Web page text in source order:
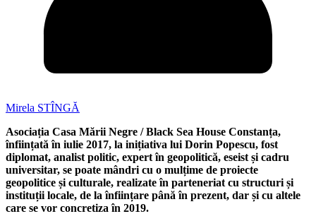
Mirela STÎNGĂ
Asociația Casa Mării Negre / Black Sea House Constanța,
înființată în iulie 2017, la inițiativa lui Dorin Popescu, fost
diplomat, analist politic, expert în geopolitică, eseist și cadru
universitar, se poate mândri cu o mulțime de proiecte
geopolitice și culturale, realizate în parteneriat cu structuri și
instituții locale, de la înființare până în prezent, dar și cu altele
care se vor concretiza în 2019.